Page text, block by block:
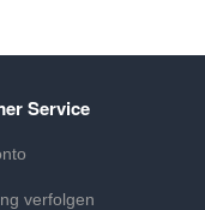
Service
verfolgen